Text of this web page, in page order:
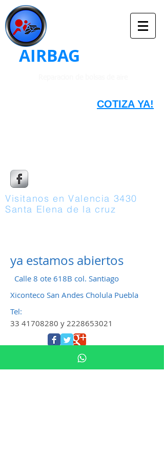
AIRBAG
COTIZA YA!
Visitanos en Valencia 3430
Santa Elena de la cruz
ya estamos abiertos
Calle 8 ote 618B col. Santiago
Xiconteco San Andes Cholula Puebla
Tel:
33 41708280 y 2228653021